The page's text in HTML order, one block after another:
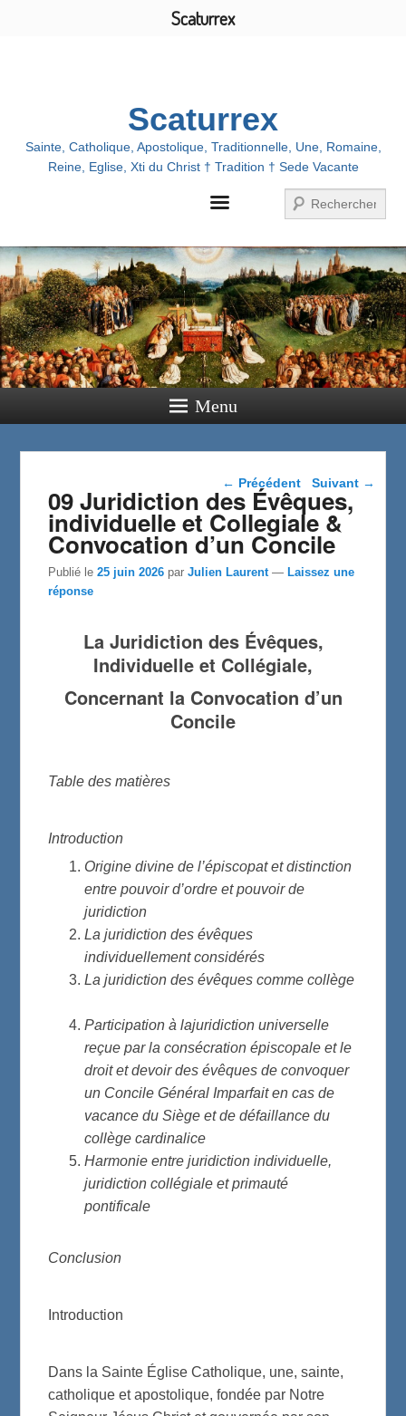
Menu
Scaturrex
Sainte, Catholique, Apostolique, Traditionnelle, Une, Romaine,
Reine, Eglise, Xti du Christ † Tradition † Sede Vacante
Recherche
Menu
Navigation dans les
articles
← Précédent Suivant →
09 Juridiction des Évêques,
individuelle et Collegiale &
Convocation d’un Concile
Publié le25 juin 2026 parJulien Laurent — Laissez une
réponse
La Juridiction des Évêques,
Individuelle et Collégiale,
Concernant la Convocation d’un
Concile
Table des matières
Introduction
Origine divine de l’épiscopat et distinction
entre pouvoir d’ordre et pouvoir de
juridiction
La juridiction des évêques
individuellement considérés
La juridiction des évêques comme collège
Participation à lajuridiction universelle
reçue par la consécration épiscopale et le
droit et devoir des évêques de convoquer
un Concile Général Imparfait en cas de
vacance du Siège et de défaillance du
collège cardinalice
Harmonie entre juridiction individuelle,
juridiction collégiale et primauté
pontificale
Conclusion
Introduction
Dans la Sainte Église Catholique, une, sainte,
catholique et apostolique, fondée par Notre
Scaturrex